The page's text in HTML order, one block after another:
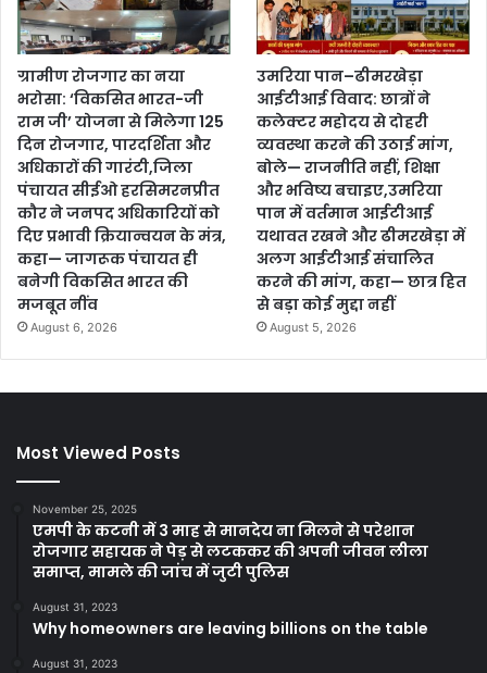
ग्रामीण रोजगार का नया
भरोसा: ‘विकसित भारत-जी
राम जी’ योजना से मिलेगा 125
दिन रोजगार, पारदर्शिता और
अधिकारों की गारंटी,जिला
पंचायत सीईओ हरसिमरनप्रीत
कौर ने जनपद अधिकारियों को
दिए प्रभावी क्रियान्वयन के मंत्र,
कहा— जागरूक पंचायत ही
बनेगी विकसित भारत की
मजबूत नींव
August 6, 2026
उमरिया पान–ढीमरखेड़ा
आईटीआई विवाद: छात्रों ने
कलेक्टर महोदय से दोहरी
व्यवस्था करने की उठाई मांग,
बोले— राजनीति नहीं, शिक्षा
और भविष्य बचाइए,उमरिया
पान में वर्तमान आईटीआई
यथावत रखने और ढीमरखेड़ा में
अलग आईटीआई संचालित
करने की मांग, कहा— छात्र हित
से बड़ा कोई मुद्दा नहीं
August 5, 2026
Most Viewed Posts
November 25, 2025
एमपी के कटनी में 3 माह से मानदेय ना मिलने से परेशान
रोजगार सहायक ने पेड़ से लटककर की अपनी जीवन लीला
समाप्त, मामले की जांच में जुटी पुलिस
August 31, 2023
Why homeowners are leaving billions on the table
August 31, 2023